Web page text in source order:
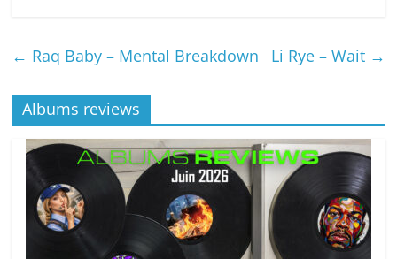
← Raq Baby – Mental Breakdown Li Rye – Wait →
Albums reviews